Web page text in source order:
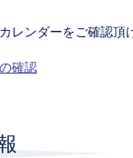
レンダーをご確認頂
確認